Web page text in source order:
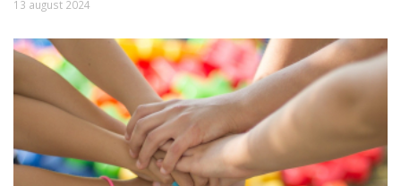
13 august 2024